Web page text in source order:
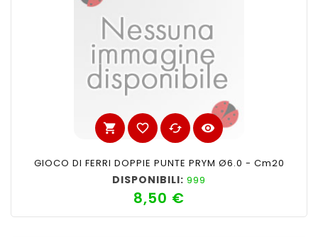
shopping_cart favorite_border cached visibility
GIOCO DI FERRI DOPPIE PUNTE PRYM Ø6.0 - Cm20
DISPONIBILI: 999
8,50 €